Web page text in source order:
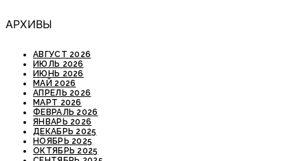
АРХИВЫ
АВГУСТ 2026
ИЮЛЬ 2026
ИЮНЬ 2026
МАЙ 2026
АПРЕЛЬ 2026
МАРТ 2026
ФЕВРАЛЬ 2026
ЯНВАРЬ 2026
ДЕКАБРЬ 2025
НОЯБРЬ 2025
ОКТЯБРЬ 2025